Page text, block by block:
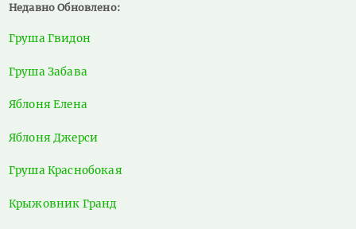
Недавно Обновлено:
Груша Гвидон
Груша Забава
Яблоня Елена
Яблоня Джерси
Груша Краснобокая
Крыжовник Гранд